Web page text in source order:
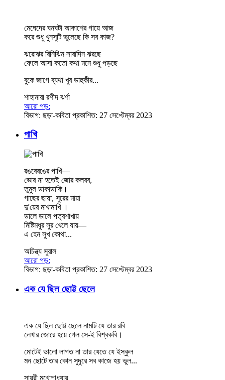
মেঘেদের ঘনঘটা আকাশের গায়ে আজ
করে শুধু খুনসুটি ভুলেছে কি সব কাজ?
ঝরোঝর রিনিঝিন সারাদিন ঝরছে
ফেলে আসা কতো কথা মনে শুধু পড়ছে
বুকে জাগে ব্যথা খুব ডাহুকীর...
শাহানারা রশীদ ঝর্ণা
আরো পড়:
বিভাগ: ছড়া-কবিতা প্রকাশিত: 27 সেপ্টেম্বর 2023
পাখি
রঙবেরঙের পাখি―
ভোর না হতেই জোর কলরব,
তুমুল ডাকাডাকি।
গাছের ছায়া, সুরের মায়া
দু'য়ের মাখামাখি ।
ডালে ডালে পত্রশাখায়
মিষ্টিমধুর সুর খেলে যায়―
এ হেন সুখ কোথা...
অচিন্ত্য সুরাল
আরো পড়:
বিভাগ: ছড়া-কবিতা প্রকাশিত: 27 সেপ্টেম্বর 2023
এক যে ছিল ছোট্ট ছেলে
এক যে ছিল ছোট্ট ছেলে নামটি যে তার রবি
লেখার জোরে হয়ে গেল সে-ই বিশ্বকবি।
মোটেই ভালো লাগত না তার যেতে যে ইস্কুল
মন ছোটে তার কোন সুদূরে সব কাজে হয় ভুল...
সায়রী মুখোপাধ্যায়